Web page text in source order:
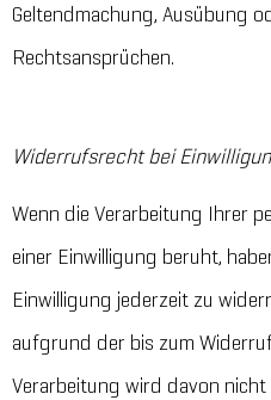
Geltendmachung, Ausübung
Rechtsansprüchen.
Widerrufsrecht bei
Wenn die Verarbeitung Ihrer
einer Einwilligung beruht,
Einwilligung jederzeit zu
aufgrund der bis zum
Verarbeitung wird davon